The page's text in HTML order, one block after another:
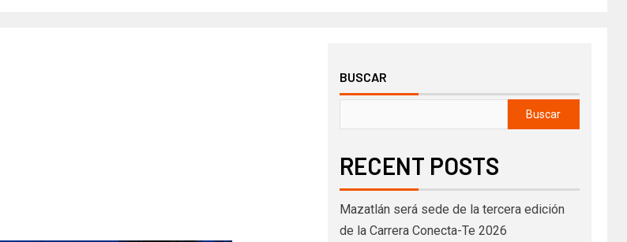
BUSCAR
Buscar
RECENT POSTS
Mazatlán será sede de la tercera edición
de la Carrera Conecta-Te 2026